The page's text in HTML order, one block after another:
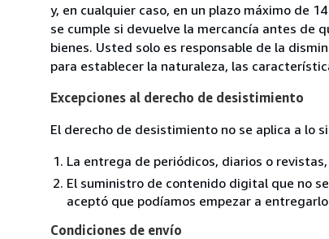
y, en cualquier caso, en un plazo máximo de
se cumple si devuelve la mercancía antes de
bienes. Usted solo es responsable de la
para establecer la naturaleza, las
Excepciones al derecho de desistimiento
El derecho de desistimiento no se aplica a lo
La entrega de periódicos, diarios o
El suministro de contenido digital que no
aceptó que podíamos empezar a
Condiciones de envío